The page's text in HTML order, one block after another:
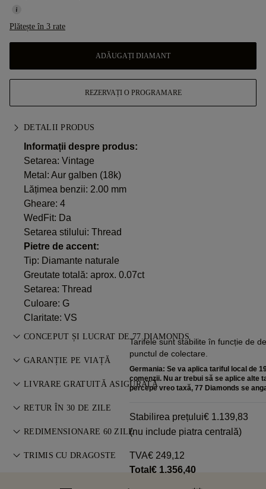
Tarifele sunt stabilite în funcție de
punctul de colectare.
Germania: Se va aplica tariful local de
comenzii. Nu ar trebui să se aplice alte
percepe vreo taxă, 77 Diamonds se
Stabilirea prețului€ 1.139,83
(nu include piatra centrală)
TVA€ 249,12
Total € 1.356,40
Plătește în 3 rate
ADĂUGAȚI DIAMANT
REZERVAȚI O PROGRAMARE
DETALII PRODUS
Informații despre produs:
Setarea: Vintage
Metal: Aur galben (18k)
Lățimea benzii: 2.00 mm
Gheare: 4
WedFit: Da
Setarea stilului: Thread
Pietre de accent:
Tip: Diamante naturale
Greutate totală: aprox. 0.07ct
Setarea: Thread
Culoare: G
Claritate: VS
CONCEPUT ȘI LUCRAT DE 77 DIAMONDS
Arta bijuteriilor, perfecționată piesă cu piesă de maeștrii 77
GARANȚIE PE VIAȚĂ
Orice achiziție de la 77 Diamonds include o garanție pe viață
pentru defecte de fabricație. Reparațiile necesare sunt
gratuite. Detalii în Termeni și Condiții
LIVRARE GRATUITĂ ASIGURATĂ
Toate taxele poștale sunt gratuite, indiferent unde locuiți. Vă
vom trimite articolul fără riscuri și complet asigurat prin
serviciul de livrare specială FedEx sau DHL, direct la ușa
evita orice probleme cu livrarea. Pentru anumite articole de
mare valoare, folosim un serviciu de transport specializat,
RETUR ÎN 30 DE ZILE
Dacă nu ești pe deplin mulțumit, poți returna sau schimba
REDIMENSIONARE 60 ZILE
Pentru o potrivire perfectă, 77 Diamonds oferă
redimensionare gratuită în termen de 60 de zile de la livrare.
TRIMIS CU DRAGOSTE
Acordăm o atenție deosebită fiecărei bijuterii. Piesa ta lucrată